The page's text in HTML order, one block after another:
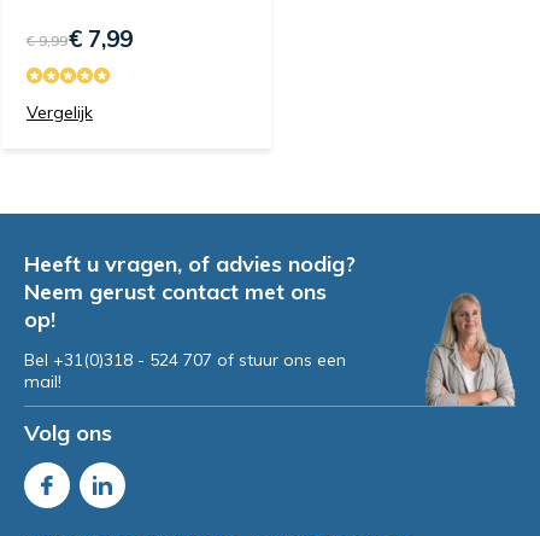
€ 9,99€ 7,99
Vergelijk
Heeft u vragen, of advies nodig?
Neem gerust contact met ons
op!
Bel +31(0)318 - 524 707 of stuur ons een
mail!
Volg ons